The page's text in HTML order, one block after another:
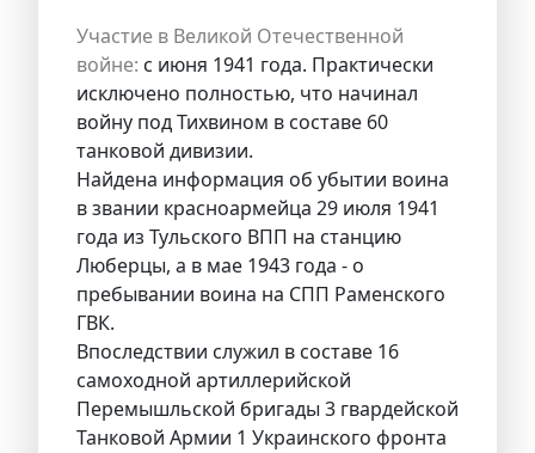
Участие в Великой Отечественной
войне: с июня 1941 года. Практически
исключено полностью, что начинал
войну под Тихвином в составе 60
танковой дивизии.
Найдена информация об убытии воина
в звании красноармейца 29 июля 1941
года из Тульского ВПП на станцию
Люберцы, а в мае 1943 года - о
пребывании воина на СПП Раменского
ГВК.
Впоследствии служил в составе 16
самоходной артиллерийской
Перемышльской бригады 3 гвардейской
Танковой Армии 1 Украинского фронта